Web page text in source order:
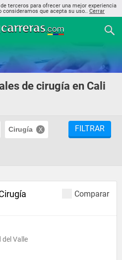
terceros para ofrecer una mejor experiencia
consideramos que acepta su uso.. Cerrar
de cirugía en Cali
Cirugía FILTRAR
Comparar
del Valle